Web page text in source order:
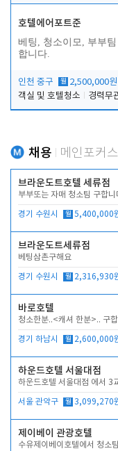
호텔에어포트준
베팅, 청소이모, 부부팀
합니다.
인천 중구 월 2,500,000원
객실 및 호텔청소
경력무
채용 메인포커스
브라운도트호텔 세류점
부부또는 자매 청소팀 구합니
경기 수원시 월 5,400,000
브라운도트세류점
베팅삼촌구해요
경기 수원시 월 2,316,930
바로호텔
청소한분..<캐셔 한분>.. 구
경기 하남시 월 2,600,000
하운드호텔 서울대점
하운드호텔 서울대점 에서 3
서울 관악구 월 3,099,270
제이베이 관광호텔
수유제이베이호텔에서 청소